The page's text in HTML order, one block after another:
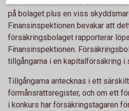
på bolaget plus en viss
Finansinspektionen bevakar att
försäkringsbolaget rapporterar
Finansinspektionen.
tillgångarna i en kapitalförsäkring i
Tillgångarna antecknas i ett
förmånsrättsregister, och om ett
i konkurs har försäkringstagaren